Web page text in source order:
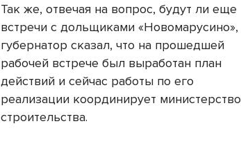
Так же, отвечая на вопрос, будут ли еще
встречи с дольщиками «Новомарусино»,
губернатор сказал, что на прошедшей
рабочей встрече был выработан план
действий и сейчас работы по его
реализации координирует министерство
строительства.